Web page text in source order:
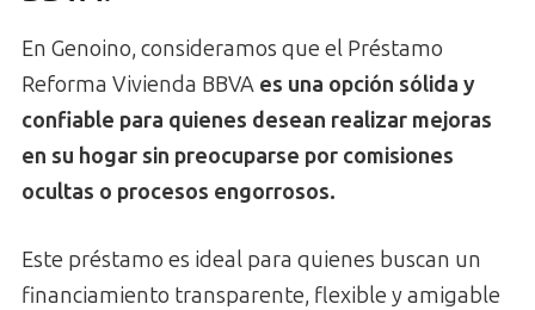
En Genoino, consideramos que el Préstamo
Reforma Vivienda BBVA es una opción sólida y
confiable para quienes desean realizar mejoras
en su hogar sin preocuparse por comisiones
ocultas o procesos engorrosos.
Este préstamo es ideal para quienes buscan un
financiamiento transparente, flexible y amigable